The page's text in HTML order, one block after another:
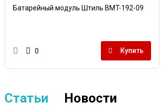
Батарейный модуль Штиль BMT-192-09
0 Купить
Статьи Новости